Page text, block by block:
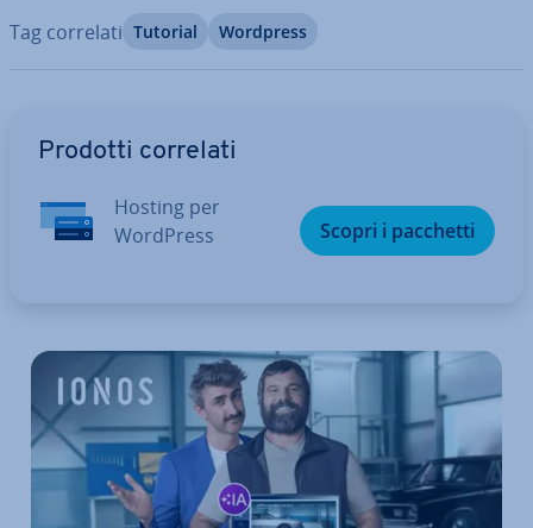
Tag correlati Tutorial Wordpress
Prodotti correlati
Hosting per
WordPress
Scopri i pacchetti